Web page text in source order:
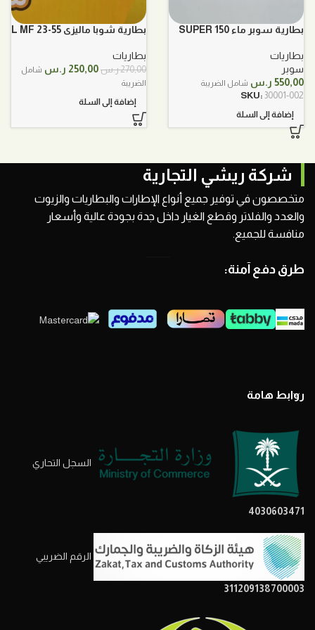
بطارية سوبر ماء SUPER 150
بطاريات
سوبر
550,00 ر.س شامل الضريبة
SKU: 30001-002
إضافة إلى السلة
بطارية شوبا ماليزي 55-23 L MF
بطاريات
270,00ر.س السعر
270,00 ر.س.
250,00 ر.س السعر
شامل
الضريبة
إضافة إلى السلة
شركة ريشي التجارية
متخصصون في توفير جميع أنواع الإطارات والبطاريات والزيوت
والعدد والفلاتر وقطع الغيار داخل جدة بجودة عالية وأسعار
منافسة للجميع.
طرق دفع آمنة:
روابط هامة
السجل التحاري
4030603471
الرقم الضريبي
311209138700003